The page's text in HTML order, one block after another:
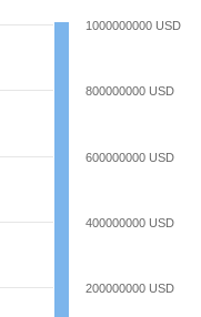
200000000 USD
400000000 USD
600000000 USD
800000000 USD
1000000000 USD